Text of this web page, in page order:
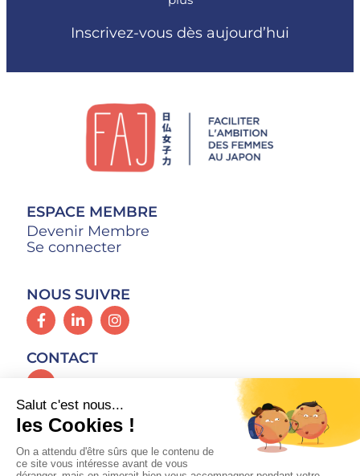
Inscrivez-vous dès aujourd’hui
ESPACE MEMBRE
Devenir Membre
Se connecter
NOUS SUIVRE
CONTACT